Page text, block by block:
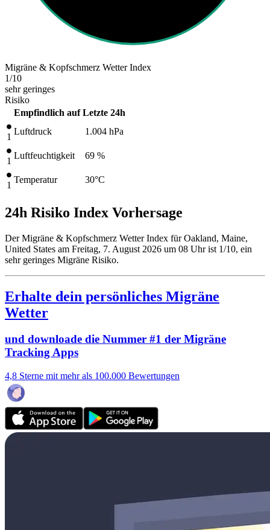
Migräne & Kopfschmerz Wetter Index
1/10
sehr geringes
Risiko
Empfindlich auf Letzte 24h
1
Luftdruck 1.004 hPa
1
Luftfeuchtigkeit 69 %
1
Temperatur 30°C
24h Risiko Index Vorhersage
Der Migräne & Kopfschmerz Wetter Index für Oakland, Maine,
United States am Freitag, 7. August 2026 um 08 Uhr ist 1/10, ein
sehr geringes Migräne Risiko.
Erhalte dein persönliches Migräne
Wetter
und downloade die Nummer #1 der Migräne
Tracking Apps
4,8 Sterne mit mehr als 100.000 Bewertungen